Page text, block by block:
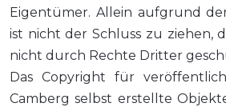
Eigentümer. Allein aufgrund
ist nicht der Schluss zu ziehen,
nicht durch Rechte Dritter
Das Copyright für
Camberg selbst erstellte